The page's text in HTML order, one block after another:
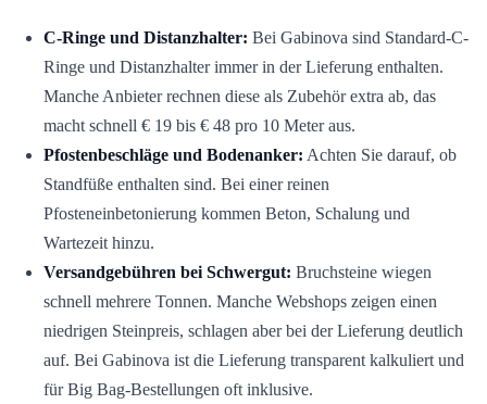
C-Ringe und Distanzhalter: Bei Gabinova sind Standard-C-
Ringe und Distanzhalter immer in der Lieferung enthalten.
Manche Anbieter rechnen diese als Zubehör extra ab, das
macht schnell € 19 bis € 48 pro 10 Meter aus.
Pfostenbeschläge und Bodenanker: Achten Sie darauf, ob
Standfüße enthalten sind. Bei einer reinen
Pfosteneinbetonierung kommen Beton, Schalung und
Wartezeit hinzu.
Versandgebühren bei Schwergut: Bruchsteine wiegen
schnell mehrere Tonnen. Manche Webshops zeigen einen
niedrigen Steinpreis, schlagen aber bei der Lieferung deutlich
auf. Bei Gabinova ist die Lieferung transparent kalkuliert und
für Big Bag-Bestellungen oft inklusive.